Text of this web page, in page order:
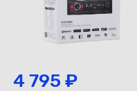
4 795 ₽